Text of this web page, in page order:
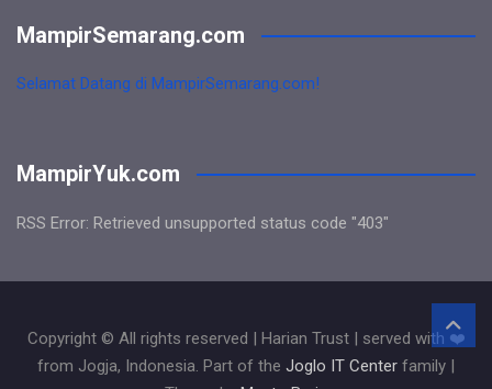
MampirSemarang.com
Selamat Datang di MampirSemarang.com!
MampirYuk.com
RSS Error: Retrieved unsupported status code "403"
Copyright © All rights reserved | Harian Trust | served with ❤️
from Jogja, Indonesia. Part of the Joglo IT Center family |